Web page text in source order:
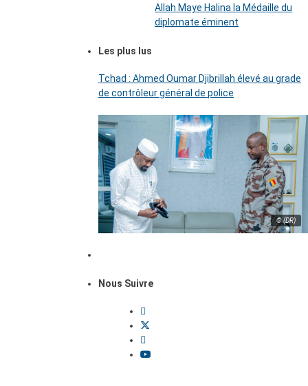
Allah Maye Halina la Médaille du
diplomate éminent
Les plus lus
Tchad : Ahmed Oumar Djibrillah élevé au grade
de contrôleur général de police
© (DR)
Nous Suivre